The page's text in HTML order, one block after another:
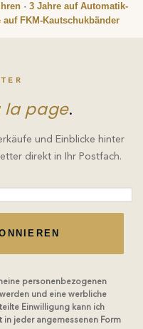
· 3 Jahre auf Automatik-
auf FKM-Kautschukbänder
la page.
und Einblicke hinter
direkt in Ihr Postfach.
personenbezogenen
und eine werbliche
Einwilligung kann ich
in jeder angemessenen Form